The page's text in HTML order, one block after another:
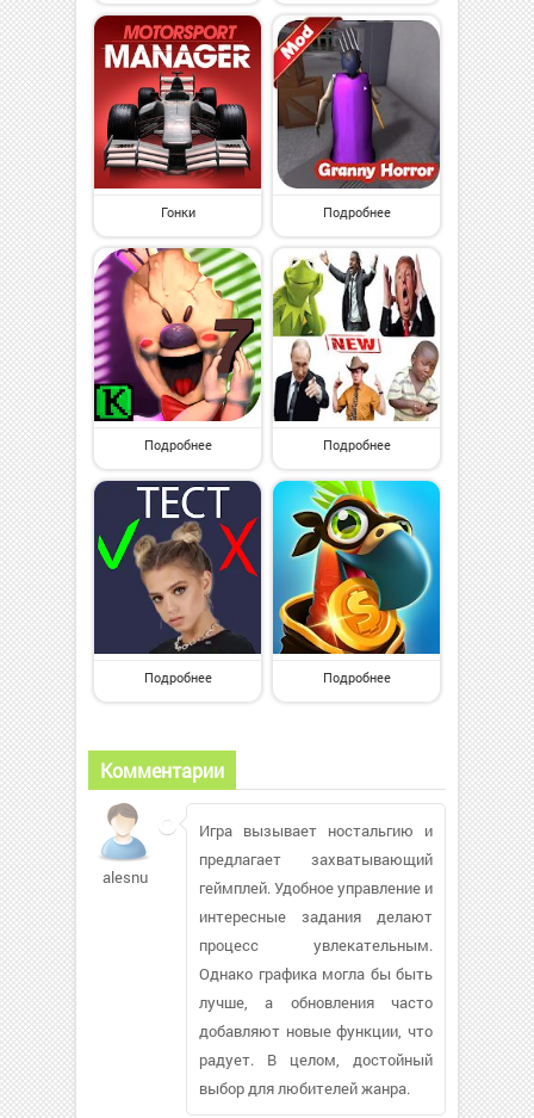
Гонки Подробнее
Подробнее Подробнее
Подробнее Подробнее
Комментарии
alesnu
Игра вызывает ностальгию и
предлагает захватывающий
геймплей. Удобное управление и
интересные задания делают
процесс увлекательным.
Однако графика могла бы быть
лучше, а обновления часто
добавляют новые функции, что
радует. В целом, достойный
выбор для любителей жанра.